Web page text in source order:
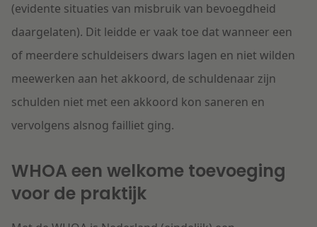
(evidente situaties van misbruik van bevoegdheid
daargelaten). Dit leidde er vaak toe dat wanneer een
of meerdere schuldeisers dwars lagen en niet wilden
meewerken aan het akkoord, de schuldenaar zijn
schulden niet met een akkoord kon saneren en
vervolgens alsnog failliet ging.
WHOA een welkome toevoeging
voor de praktijk